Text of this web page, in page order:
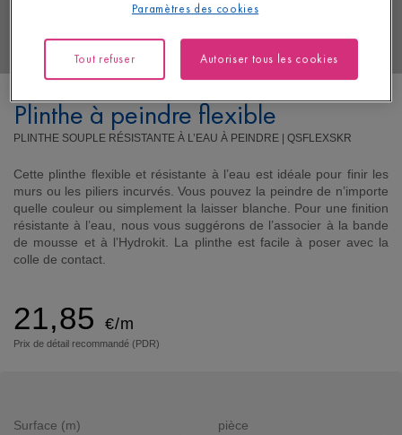
Plinthe à peindre flexible
PLINTHE SOUPLE RÉSISTANTE À L’EAU À PEINDRE | QSFLEXSKR
Cette plinthe flexible et résistante à l’eau est idéale pour finir les
murs ou les piliers incurvés. Vous pouvez la peindre de n’importe
quelle couleur ou simplement la laisser blanche. Pour une finition
résistante à l’eau, nous vous suggérons de l’associer à la bande
de mousse et à l’Hydrokit. La plinthe est facile à poser avec la
colle de contact.
21,85 €/m
Prix de détail recommandé (PDR)
Surface (m) pièce
Paramètres des cookies
Tout refuser Autoriser tous les cookies